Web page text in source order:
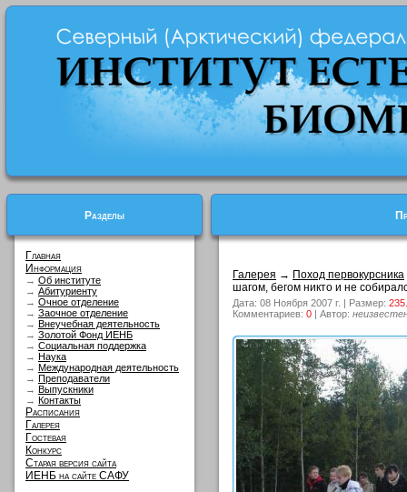
Разделы
Главная
Информация
→ Об институте
→ Абитуриенту
→ Очное отделение
→ Заочное отделение
→ Внеучебная деятельность
→ Золотой Фонд ИЕНБ
→ Социальная поддержка
→ Наука
→ Международная деятельность
→ Преподаватели
→ Выпускники
→ Контакты
Расписания
Галерея
Гостевая
Конкурс
Старая версия сайта
ИЕНБ на сайте САФУ
Галерея → Поход первокурсника
шагом, бегом никто и не
Дата: 08 Ноября 2007 г. | Размер:
Комментариев: 0 | Автор: